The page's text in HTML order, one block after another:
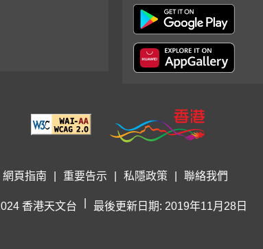
網頁指南 重要告示 私隱政策 聯絡我們
香港天文台 最後更新日期: 2019年11月28日